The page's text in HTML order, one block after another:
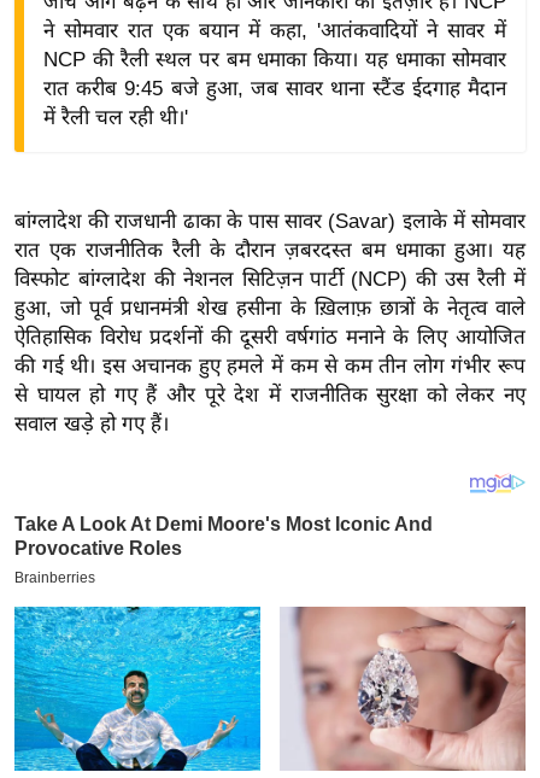
द्यो
ष
ज्ञ
रा
य
ब
ज
ट
क्रि
के
I
P
L
2
0
ने सोमवार रात एक बयान में कहा, 'आतंकवादियों ने सावर में
NCP की रैली स्थल पर बम धमाका किया। यह धमाका सोमवार
रात करीब 9:45 बजे हुआ, जब सावर थाना स्टैंड ईदगाह मैदान
में रैली चल रही थी।'
बांग्लादेश की राजधानी ढाका के पास सावर (Savar) इलाके में सोमवार
रात एक राजनीतिक रैली के दौरान ज़बरदस्त बम धमाका हुआ। यह
विस्फोट बांग्लादेश की नेशनल सिटिज़न पार्टी (NCP) की उस रैली में
हुआ, जो पूर्व प्रधानमंत्री शेख हसीना के ख़िलाफ़ छात्रों के नेतृत्व वाले
ऐतिहासिक विरोध प्रदर्शनों की दूसरी वर्षगांठ मनाने के लिए आयोजित
की गई थी। इस अचानक हुए हमले में कम से कम तीन लोग गंभीर रूप
से घायल हो गए हैं और पूरे देश में राजनीतिक सुरक्षा को लेकर नए
सवाल खड़े हो गए हैं।